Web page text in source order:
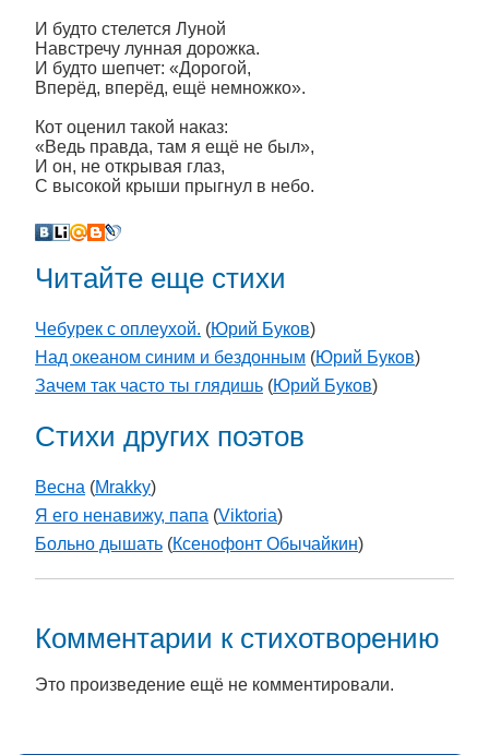
И будто стелется Луной
Навстречу лунная дорожка.
И будто шепчет: «Дорогой,
Вперёд, вперёд, ещё немножко».
Кот оценил такой наказ:
«Ведь правда, там я ещё не был»,
И он, не открывая глаз,
С высокой крыши прыгнул в небо.
Читайте еще стихи
Чебурек с оплеухой. (Юрий Буков)
Над океаном синим и бездонным (Юрий Буков)
Зачем так часто ты глядишь (Юрий Буков)
Стихи других поэтов
Весна (Mrakky)
Я его ненавижу, папа (Viktoria)
Больно дышать (Ксенофонт Обычайкин)
Комментарии к стихотворению
Это произведение ещё не комментировали.